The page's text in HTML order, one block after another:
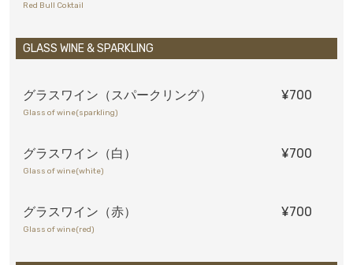
Red Bull Coktail
GLASS WINE & SPARKLING
グラスワイン（スパークリング） ¥700
Glass of wine(sparkling)
グラスワイン（白） ¥700
Glass of wine(white)
グラスワイン（赤） ¥700
Glass of wine(red)